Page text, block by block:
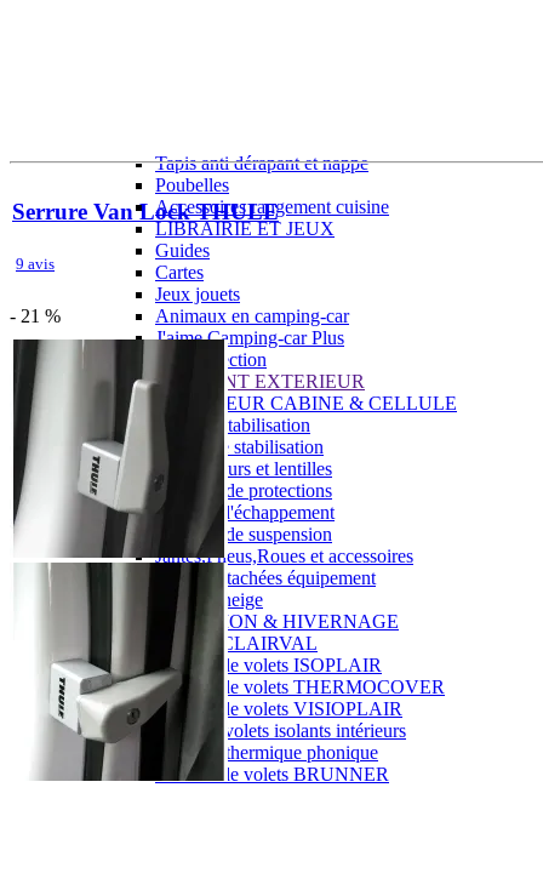
Tapis anti dérapant et nappe
Poubelles
Accessoires rangement cuisine
LIBRAIRIE ET JEUX
Guides
Cartes
Jeux jouets
Animaux en camping-car
J'aime Camping-car Plus
VW collection
EQUIPEMENT EXTERIEUR
EXTERIEUR CABINE & CELLULE
Cales et stabilisation
Vérins de stabilisation
Rétroviseurs et lentilles
Bavettes de protections
Embout d'échappement
Renforts de suspension
Jantes,Pneus,Roues et accessoires
Pièces détachées équipement
Chaînes neige
ISOLATION & HIVERNAGE
Gamme CLAIRVAL
Gamme de volets ISOPLAIR
Gamme de volets THERMOCOVER
Gamme de volets VISIOPLAIR
Rideaux volets isolants intérieurs
Isolation thermique phonique
Gamme de volets BRUNNER
Serrure Van Lock THULE
9 avis
- 21 %